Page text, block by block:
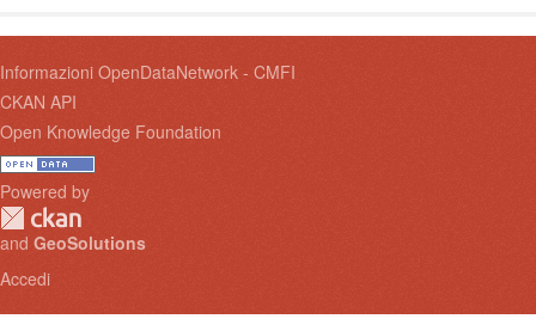
Informazioni OpenDataNetwork - CMFI
CKAN API
Open Knowledge Foundation
Powered by
and GeoSolutions
Accedi